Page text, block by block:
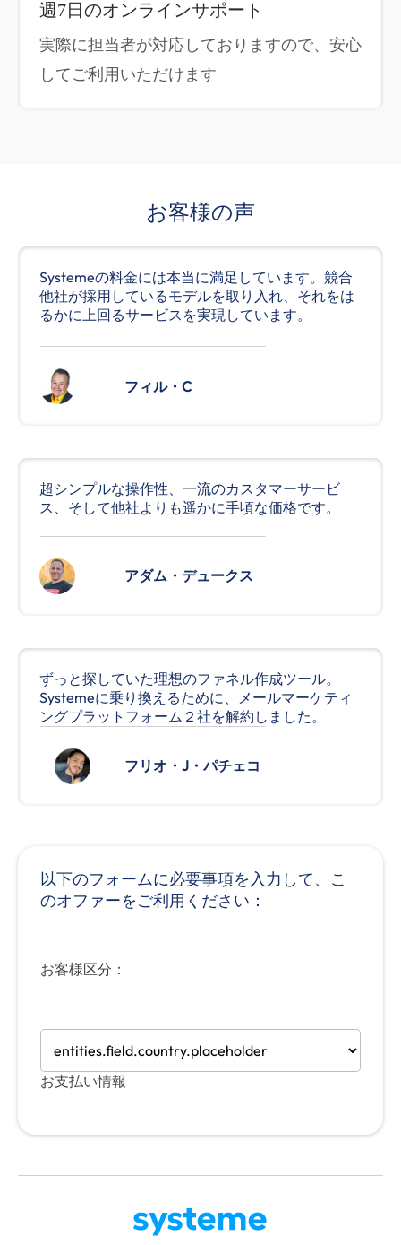
週7日のオンラインサポート
実際に担当者が対応しておりますので、安心
してご利用いただけます
お客様の声
Systemeの料金には本当に満足しています。競合
他社が採用しているモデルを取り入れ、それをは
るかに上回るサービスを実現しています。
フィル・C
超シンプルな操作性、一流のカスタマーサービ
ス、そして他社よりも遥かに手頃な価格です。
アダム・デュークス
ずっと探していた理想のファネル作成ツール。
Systemeに乗り換えるために、メールマーケティ
ングプラットフォーム２社を解約しました。
フリオ・J・パチェコ
以下のフォームに必要事項を入力して、こ
のオファーをご利用ください：
お客様区分：
お支払い情報